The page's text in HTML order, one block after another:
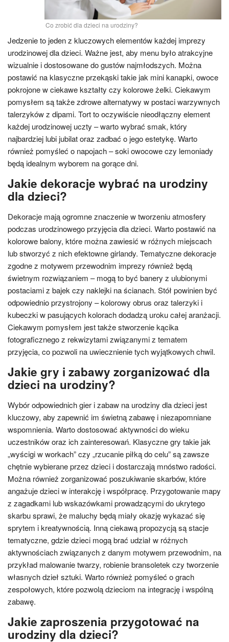
Co zrobić dla dzieci na urodziny?
Jedzenie to jeden z kluczowych elementów każdej imprezy
urodzinowej dla dzieci. Ważne jest, aby menu było atrakcyjne
wizualnie i dostosowane do gustów najmłodszych. Można
postawić na klasyczne przekąski takie jak mini kanapki, owoce
pokrojone w ciekawe kształty czy kolorowe żelki. Ciekawym
pomysłem są także zdrowe alternatywy w postaci warzywnych
talerzyków z dipami. Tort to oczywiście nieodłączny element
każdej urodzinowej uczty – warto wybrać smak, który
najbardziej lubi jubilat oraz zadbać o jego estetykę. Warto
również pomyśleć o napojach – soki owocowe czy lemoniady
będą idealnym wyborem na gorące dni.
Jakie dekoracje wybrać na urodziny
dla dzieci?
Dekoracje mają ogromne znaczenie w tworzeniu atmosfery
podczas urodzinowego przyjęcia dla dzieci. Warto postawić na
kolorowe balony, które można zawiesić w różnych miejscach
lub stworzyć z nich efektowne girlandy. Tematyczne dekoracje
zgodne z motywem przewodnim imprezy również będą
świetnym rozwiązaniem – mogą to być banery z ulubionymi
postaciami z bajek czy naklejki na ścianach. Stół powinien być
odpowiednio przystrojony – kolorowy obrus oraz talerzyki i
kubeczki w pasujących kolorach dodadzą uroku całej aranżacji.
Ciekawym pomysłem jest także stworzenie kącika
fotograficznego z rekwizytami związanymi z tematem
przyjęcia, co pozwoli na uwiecznienie tych wyjątkowych chwil.
Jakie gry i zabawy zorganizować dla
dzieci na urodziny?
Wybór odpowiednich gier i zabaw na urodziny dla dzieci jest
kluczowy, aby zapewnić im świetną zabawę i niezapomniane
wspomnienia. Warto dostosować aktywności do wieku
uczestników oraz ich zainteresowań. Klasyczne gry takie jak
„wyścigi w workach” czy „rzucanie piłką do celu” są zawsze
chętnie wybierane przez dzieci i dostarczają mnóstwo radości.
Można również zorganizować poszukiwanie skarbów, które
angażuje dzieci w interakcję i współpracę. Przygotowanie mapy
z zagadkami lub wskazówkami prowadzącymi do ukrytego
skarbu sprawi, że maluchy będą miały okazję wykazać się
sprytem i kreatywnością. Inną ciekawą propozycją są stacje
tematyczne, gdzie dzieci mogą brać udział w różnych
aktywnościach związanych z danym motywem przewodnim, na
przykład malowanie twarzy, robienie bransoletek czy tworzenie
własnych dzieł sztuki. Warto również pomyśleć o grach
zespołowych, które pozwolą dzieciom na integrację i wspólną
zabawę.
Jakie zaproszenia przygotować na
urodziny dla dzieci?